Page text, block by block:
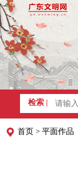
检索 |
首页 >平面作品